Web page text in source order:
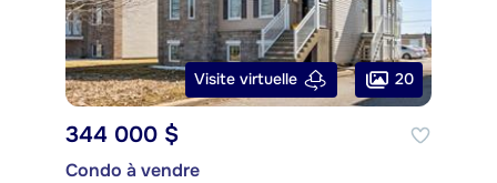
Visite virtuelle 20
344 000 $
Condo à vendre